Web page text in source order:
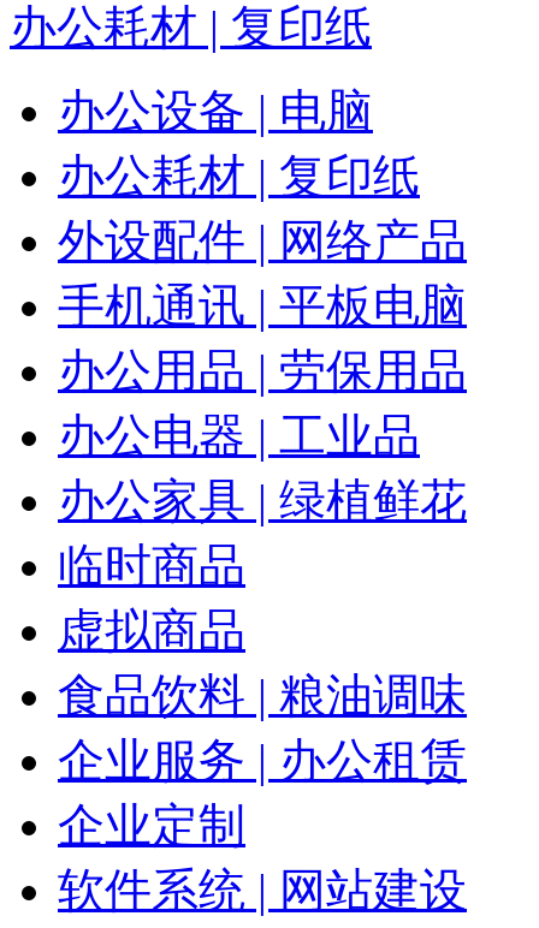
办公耗材 | 复印纸
办公设备 | 电脑
办公耗材 | 复印纸
外设配件 | 网络产品
手机通讯 | 平板电脑
办公用品 | 劳保用品
办公电器 | 工业品
办公家具 | 绿植鲜花
临时商品
虚拟商品
食品饮料 | 粮油调味
企业服务 | 办公租赁
企业定制
软件系统 | 网站建设